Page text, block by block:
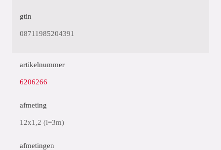
gtin
08711985204391
artikelnummer
6206266
afmeting
12x1,2 (l=3m)
afmetingen